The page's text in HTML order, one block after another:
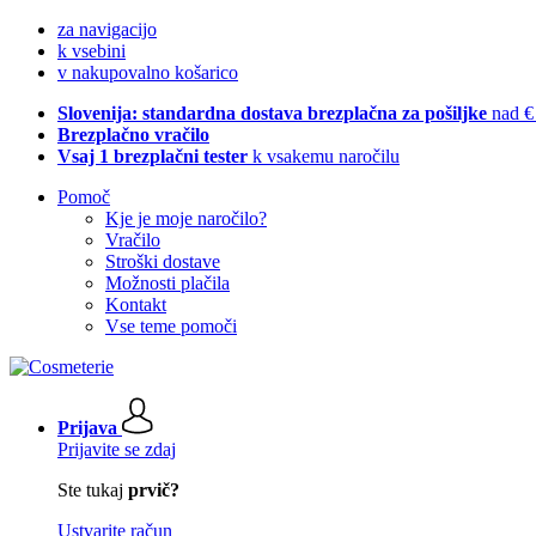
za navigacijo
k vsebini
v nakupovalno košarico
Slovenija: standardna dostava brezplačna za pošiljke nad
Brezplačno vračilo
Vsaj 1 brezplačni tester k vsakemu naročilu
Pomoč
Kje je moje naročilo?
Vračilo
Stroški dostave
Možnosti plačila
Kontakt
Vse teme pomoči
Prijava
Prijavite se zdaj
Ste tukaj prvič?
Ustvarite račun